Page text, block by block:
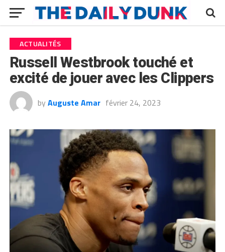
ACTUALITÉS
Russell Westbrook touché et
excité de jouer avec les Clippers
by Auguste Amar février 24, 2023